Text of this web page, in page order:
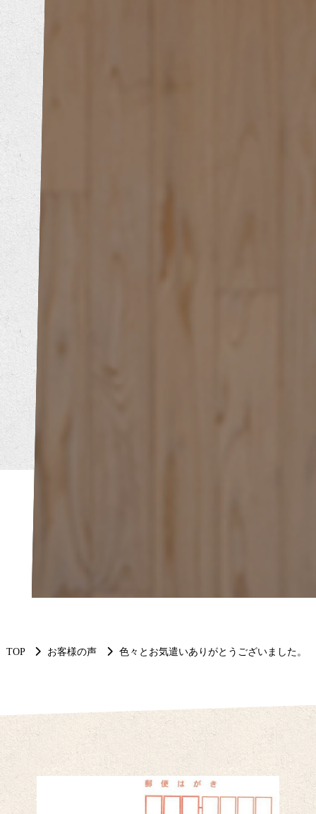
TOP お客様の声 色々とお気遣いありがとうございました。